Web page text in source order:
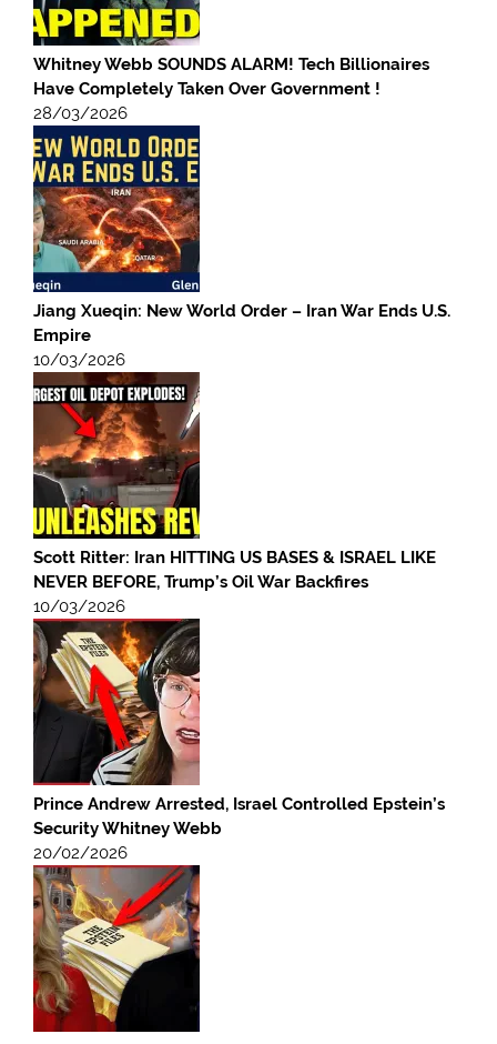
Whitney Webb SOUNDS ALARM! Tech Billionaires
Have Completely Taken Over Government !
28/03/2026
Jiang Xueqin: New World Order – Iran War Ends U.S.
Empire
10/03/2026
Scott Ritter: Iran HITTING US BASES & ISRAEL LIKE
NEVER BEFORE, Trump’s Oil War Backfires
10/03/2026
Prince Andrew Arrested, Israel Controlled Epstein’s
Security Whitney Webb
20/02/2026